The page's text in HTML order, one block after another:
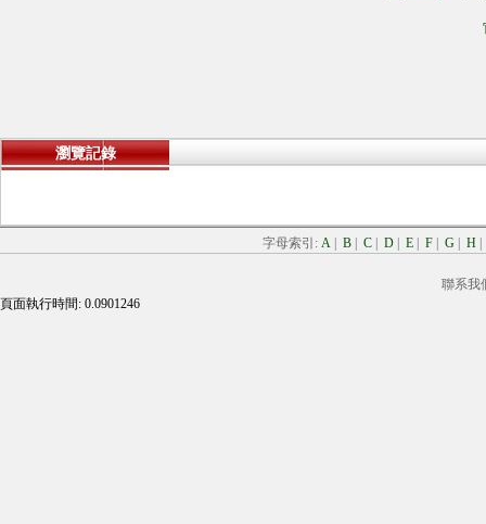
瀏覽記錄
字母索引: A B C D E F G H
聯系我
頁面執行時間: 0.0901246